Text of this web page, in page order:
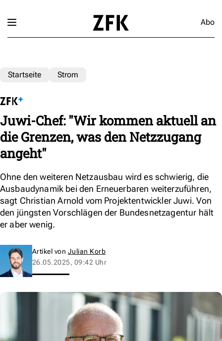
Abo
Startseite Strom
Juwi-Chef: "Wir kommen aktuell an
die Grenzen, was den Netzzugang
angeht"
Ohne den weiteren Netzausbau wird es schwierig, die
Ausbaudynamik bei den Erneuerbaren weiterzuführen,
sagt Christian Arnold vom Projektentwickler Juwi. Von
den jüngsten Vorschlägen der Bundesnetzagentur hält
er aber wenig.
Artikel von Julian Korb
26.05.2025, 09:42 Uhr